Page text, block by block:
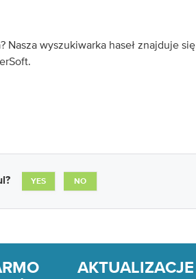
Nasza wyszukiwarka haseł znajduje się
YES NO
AKTUALIZACJE